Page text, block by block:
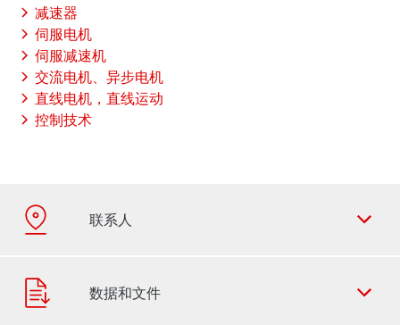
减速器
伺服电机
伺服减速机
交流电机、异步电机
直线电机，直线运动
控制技术